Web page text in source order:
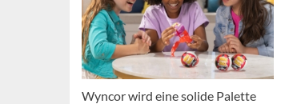
Wyncor wird eine solide Palette